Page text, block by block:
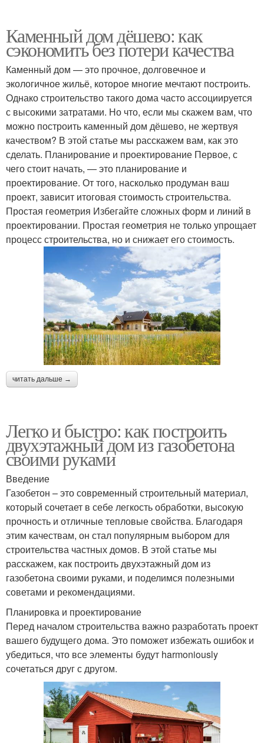
Каменный дом дёшево: как
сэкономить без потери качества
Каменный дом — это прочное, долговечное и
экологичное жильё, которое многие мечтают построить.
Однако строительство такого дома часто ассоциируется
с высокими затратами. Но что, если мы скажем вам, что
можно построить каменный дом дёшево, не жертвуя
качеством? В этой статье мы расскажем вам, как это
сделать. Планирование и проектирование Первое, с
чего стоит начать, — это планирование и
проектирование. От того, насколько продуман ваш
проект, зависит итоговая стоимость строительства.
Простая геометрия Избегайте сложных форм и линий в
проектировании. Простая геометрия не только упрощает
процесс строительства, но и снижает его стоимость.
читать дальше →
Легко и быстро: как построить
двухэтажный дом из газобетона
своими руками
Введение
Газобетон – это современный строительный материал,
который сочетает в себе легкость обработки, высокую
прочность и отличные тепловые свойства. Благодаря
этим качествам, он стал популярным выбором для
строительства частных домов. В этой статье мы
расскажем, как построить двухэтажный дом из
газобетона своими руками, и поделимся полезными
советами и рекомендациями.
Планировка и проектирование
Перед началом строительства важно разработать проект
вашего будущего дома. Это поможет избежать ошибок и
убедиться, что все элементы будут harmoniously
сочетаться друг с другом.